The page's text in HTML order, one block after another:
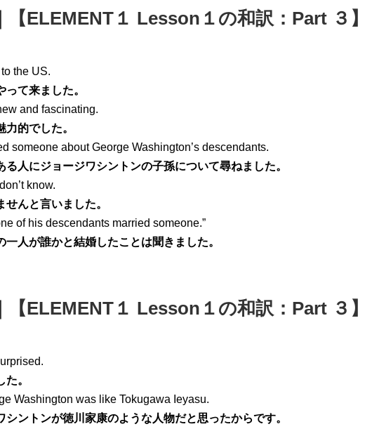
【ELEMENT１ Lesson１の和訳：Part ３】
the US.
て来ました。
and fascinating.
的でした。
someone about George Washington’s descendants.
る人にジョージワシントンの子孫について尋ねました。
know.
せんと言いました。
of his descendants married someone.”
一人が誰かと結婚したことは聞きました。
【ELEMENT１ Lesson１の和訳：Part ３】
。
Washington was like Tokugawa Ieyasu.
シントンが徳川家康のような人物だと思ったからです。